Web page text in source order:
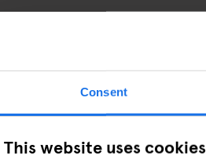
Consent
This website uses cookies